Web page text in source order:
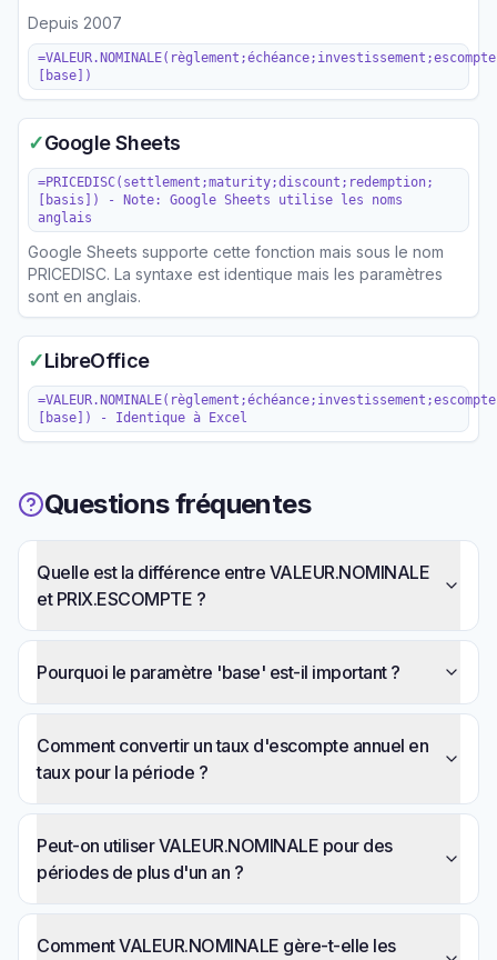
Depuis 2007
[base])
✓Google Sheets
=PRICEDISC(settlement;maturity;discount;redemption;
[basis]) - Note: Google Sheets utilise les noms
anglais
Google Sheets supporte cette fonction mais sous le nom
PRICEDISC. La syntaxe est identique mais les paramètres
sont en anglais.
✓LibreOffice
[base]) - Identique à Excel
Questions fréquentes
Quelle est la différence entre VALEUR.NOMINALE
et PRIX.ESCOMPTE ?
Pourquoi le paramètre 'base' est-il important ?
Comment convertir un taux d'escompte annuel en
taux pour la période ?
Peut-on utiliser VALEUR.NOMINALE pour des
périodes de plus d'un an ?
Comment VALEUR.NOMINALE gère-t-elle les